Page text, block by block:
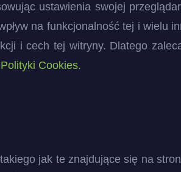
ustawienia swojej
na funkcjonalność tej i wielu
i cech tej witryny. Dlatego
Cookies.
jak te znajdujące się na